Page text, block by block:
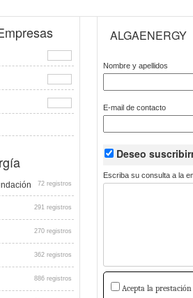
72 registros
291 registros
270 registros
362 registros
886 registros
ALGAENERGY
Nombre y apellidos
E-mail de contacto
Deseo
Escriba su consulta a la
Acepta la